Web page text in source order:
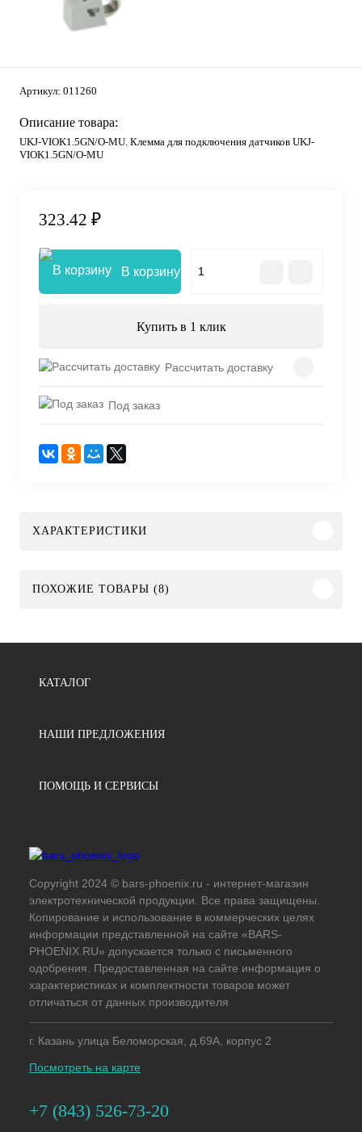
Артикул: 011260
Описание товара:
UKJ-VIOK1.5GN/O-MU. Клемма для подключения датчиков UKJ-
VIOK1.5GN/O-MU
323.42 ₽
В корзину
Купить в 1 клик
Рассчитать доставку
Под заказ
ХАРАКТЕРИСТИКИ
ПОХОЖИЕ ТОВАРЫ (8)
КАТАЛОГ
НАШИ ПРЕДЛОЖЕНИЯ
ПОМОЩЬ И СЕРВИСЫ
Copyright 2024 © bars-phoenix.ru - интернет-магазин
электротехнической продукции. Все права защищены.
Копирование и использование в коммерческих целях
информации представленной на сайте «BARS-
PHOENIX.RU» допускается только с письменного
одобрения. Предоставленная на сайте информация о
характеристиках и комплектности товаров может
отличаться от данных производителя
г. Казань улица Беломорская, д.69А, корпус 2
Посмотреть на карте
+7 (843) 526-73-20